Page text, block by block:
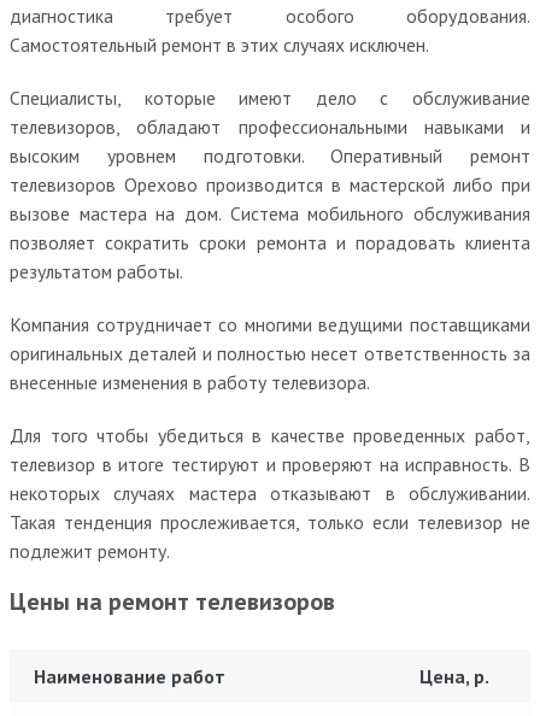
диагностика требует особого оборудования.
Самостоятельный ремонт в этих случаях исключен.
Специалисты, которые имеют дело с обслуживание
телевизоров, обладают профессиональными навыками и
высоким уровнем подготовки. Оперативный ремонт
телевизоров Орехово производится в мастерской либо при
вызове мастера на дом. Система мобильного обслуживания
позволяет сократить сроки ремонта и порадовать клиента
результатом работы.
Компания сотрудничает со многими ведущими поставщиками
оригинальных деталей и полностью несет ответственность за
внесенные изменения в работу телевизора.
Для того чтобы убедиться в качестве проведенных работ,
телевизор в итоге тестируют и проверяют на исправность. В
некоторых случаях мастера отказывают в обслуживании.
Такая тенденция прослеживается, только если телевизор не
подлежит ремонту.
Цены на ремонт телевизоров
Наименование работ Цена, р.